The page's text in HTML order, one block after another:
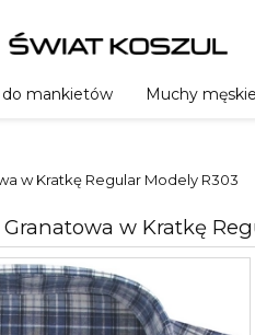
do mankietów Muchy
w Kratkę Regular Modely R303
w Kratkę